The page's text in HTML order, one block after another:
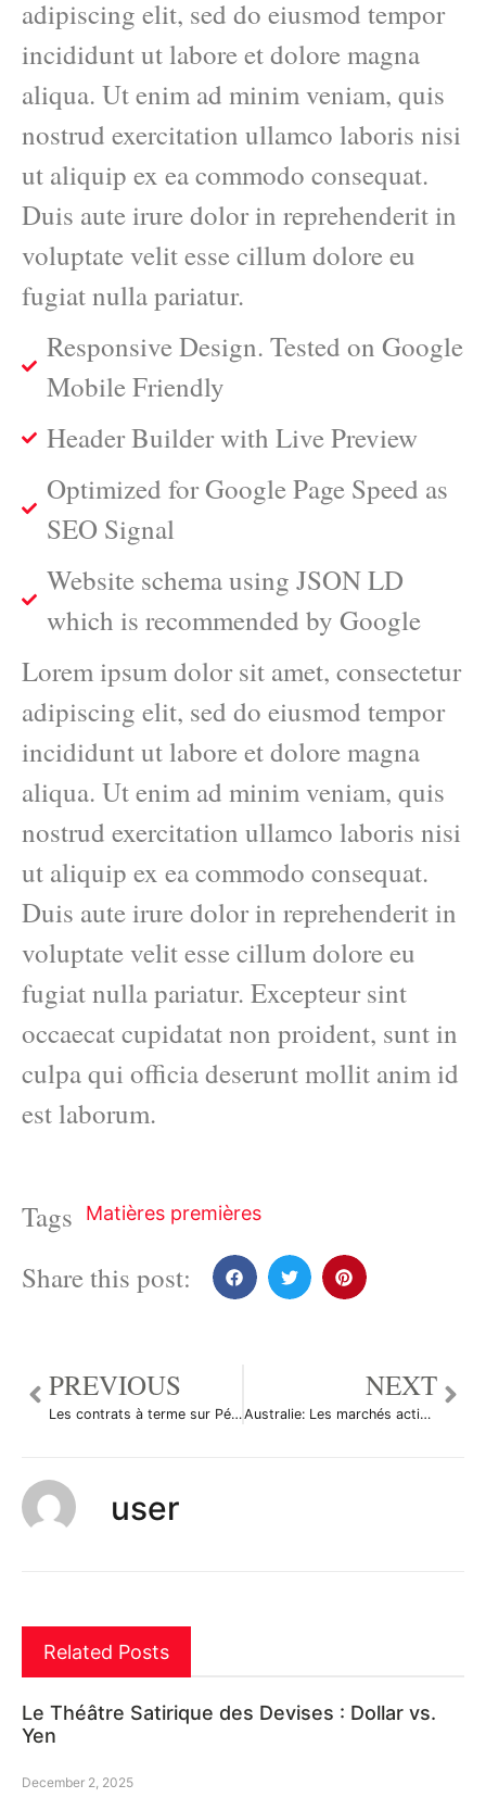
adipiscing elit, sed do eiusmod tempor
incididunt ut labore et dolore magna
aliqua. Ut enim ad minim veniam, quis
nostrud exercitation ullamco laboris nisi
ut aliquip ex ea commodo consequat.
Duis aute irure dolor in reprehenderit in
voluptate velit esse cillum dolore eu
fugiat nulla pariatur.
Responsive Design. Tested on Google
Mobile Friendly
Header Builder with Live Preview
Optimized for Google Page Speed as
SEO Signal
Website schema using JSON LD
which is recommended by Google
Lorem ipsum dolor sit amet, consectetur
adipiscing elit, sed do eiusmod tempor
incididunt ut labore et dolore magna
aliqua. Ut enim ad minim veniam, quis
nostrud exercitation ullamco laboris nisi
ut aliquip ex ea commodo consequat.
Duis aute irure dolor in reprehenderit in
voluptate velit esse cillum dolore eu
fugiat nulla pariatur. Excepteur sint
occaecat cupidatat non proident, sunt in
culpa qui officia deserunt mollit anim id
est laborum.
Tags Matières premières
Share this post:
PREVIOUS
Les contrats à terme sur Pétrole Brut ont augmenté durant la séance en Asie
NEXT
Australie: Les marchés actions finissent en hausse; l’indice S&P/ASX 200 gagne 1,39%
user
Related Posts
Le Théâtre Satirique des Devises : Dollar vs.
Yen
December 2, 2025